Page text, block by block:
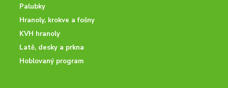
Palubky
Hranoly, krokve a fošny
KVH hranoly
Latě, desky a prkna
Hoblovaný program